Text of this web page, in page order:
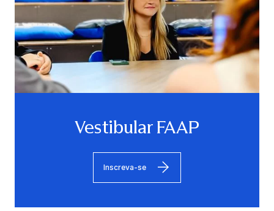
Vestibular FAAP
Inscreva-se